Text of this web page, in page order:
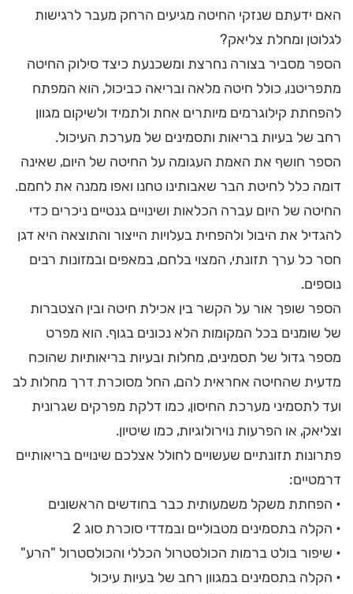
האם ידעתם שנזקי החיטה מגיעים הרחק מעבר לרגישות
לגלוטן ומחלת צליאק?
הספר מסביר בצורה נחרצת ומשכנעת כיצד סילוק החיטה
מתפריטנו, כולל חיטה מלאה ובריאה כביכול, הוא המפתח
להפחתת קילוגרמים מיותרים אחת ולתמיד ולשיקום מגוון
רחב של בעיות בריאות ותסמינים של מערכת העיכול.
הספר חושף את האמת העגומה על החיטה של היום, שאינה
דומה כלל לחיטת הבר שאבותינו טחנו ואפו ממנה את לחמם.
החיטה של היום עברה הכלאות ושינויים גנטיים ניכרים כדי
להגדיל את היבול ולהפחית בעלויות הייצור והתוצאה היא דגן
חסר כל ערך תזונתי, המצוי בלחם, במאפים ובמזונות רבים
נוספים.
הספר שופך אור על הקשר בין אכילת חיטה ובין הצטברות
של שומנים בכל המקומות הלא נכונים בגוף. הוא מפרט
מספר גדול של תסמינים, מחלות ובעיות בריאותיות שהוכח
מדעית שהחיטה אחראית להם, החל מסוכרת דרך מחלות לב
ועד לתסמיני מערכת החיסון, כמו דלקת מפרקים שגרונית
וצליאק, או הפרעות נוירולוגיות, כמו שיטיון.
פתרונות תזונתיים שעשויים לחולל אצלכם שינויים בריאותיים
דרמטיים:
• הפחתת משקל משמעותית כבר בחודשים הראשונים
• הקלה בתסמינים מטבוליים ובמדדי סוכרת סוג 2
• שיפור בולט ברמות הכולסטרול הכללי והכולסטרול "הרע"
• הקלה בתסמינים במגוון רחב של בעיות עיכול